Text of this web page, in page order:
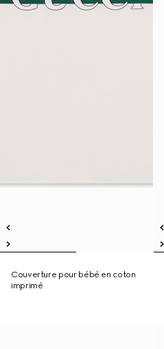
Couverture pour bébé en coton
imprimé